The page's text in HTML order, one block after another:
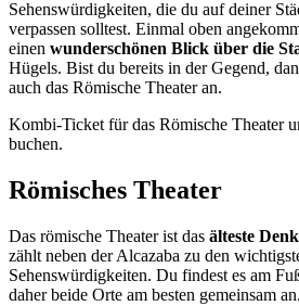
Sehenswürdigkeiten, die du auf deiner
verpassen solltest. Einmal oben
einen wunderschönen Blick über die
Hügels. Bist du bereits in der Gegend,
auch das Römische Theater an.
Kombi-Ticket für das Römische Theater
buchen.
Römisches Theater
Das römische Theater ist das älteste
zählt neben der Alcazaba zu den
Sehenswürdigkeiten. Du findest es am
daher beide Orte am besten gemeinsam an.